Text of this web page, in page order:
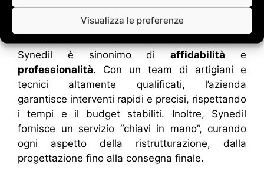
Visualizza le preferenze
Perché scegliere Synedil
Synedil è sinonimo diaffidabilità e
professionalità. Con un team di artigiani e
tecnici altamente qualificati, l’azienda
garantisce interventi rapidi e precisi, rispettando
i tempi e il budget stabiliti. Inoltre, Synedil
fornisce un servizio “chiavi in mano”, curando
ogni aspetto della ristrutturazione, dalla
progettazione fino alla consegna finale.